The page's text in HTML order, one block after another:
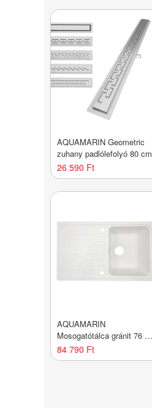
AQUAMARIN Geometric
zuhany padlólefolyó 80 cm
26 590 Ft
AQUAMARIN
Mosogatótálca gránit 76 x
46 cm fehér
84 790 Ft